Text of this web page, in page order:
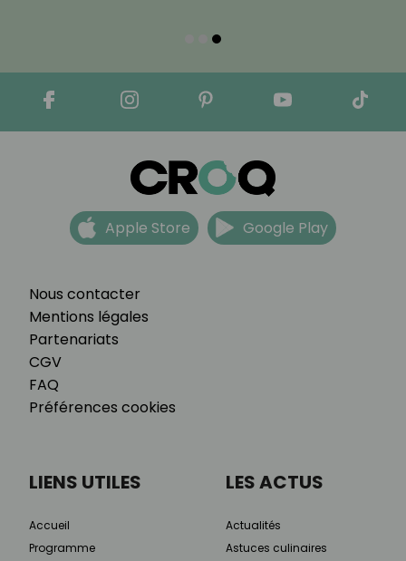
Nous contacter
Mentions légales
Partenariats
CGV
FAQ
Préférences cookies
Apple Store Google Play
LIENS UTILES
Accueil
Programme
LES ACTUS
Actualités
Astuces culinaires